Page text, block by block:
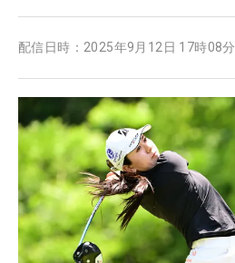
配信日時： 2025年9月12日 17時08分